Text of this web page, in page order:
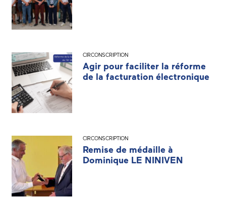
CIRCONSCRIPTION
Agir pour faciliter la réforme
de la facturation électronique
CIRCONSCRIPTION
Remise de médaille à
Dominique LE NINIVEN